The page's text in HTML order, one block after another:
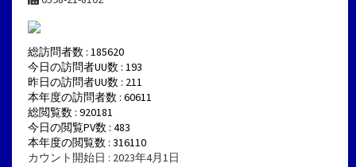
総訪問者数 : 185620
今日の訪問者UU数 : 193
昨日の訪問者UU数 : 211
本年度の訪問者数 : 60611
総閲覧数 : 920181
今日の閲覧PV数 : 483
本年度の閲覧数 : 316110
カウント開始日 : 2023年4月1日